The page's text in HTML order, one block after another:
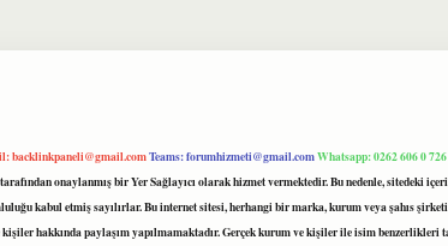
backlinkpaneli@gmail.comTeams:forumhizmeti@gmail.comWhatsapp: 0262 606 0 726
onaylanmış bir Yer Sağlayıcı olarak hizmet vermektedir. Bu nedenle, sitedeki
kabul etmiş sayılırlar. Bu internet sitesi, herhangi bir marka, kurum veya şahıs
hakkında paylaşım yapılmamaktadır. Gerçek kurum ve kişiler ile isim